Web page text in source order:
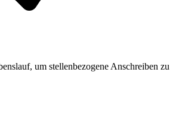
um stellenbezogene Anschreiben zu